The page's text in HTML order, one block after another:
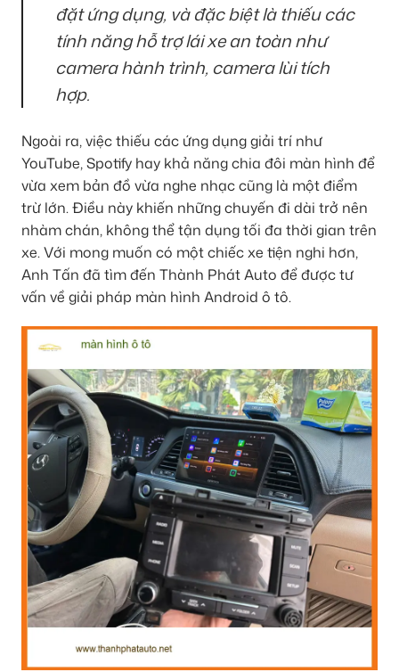
đặt ứng dụng, và đặc biệt là thiếu các
tính năng hỗ trợ lái xe an toàn như
camera hành trình, camera lùi tích
hợp.
Ngoài ra, việc thiếu các ứng dụng giải trí như
YouTube, Spotify hay khả năng chia đôi màn hình để
vừa xem bản đồ vừa nghe nhạc cũng là một điểm
trừ lớn. Điều này khiến những chuyến đi dài trở nên
nhàm chán, không thể tận dụng tối đa thời gian trên
xe. Với mong muốn có một chiếc xe tiện nghi hơn,
Anh Tấn đã tìm đến Thành Phát Auto để được tư
vấn về giải pháp màn hình Android ô tô.